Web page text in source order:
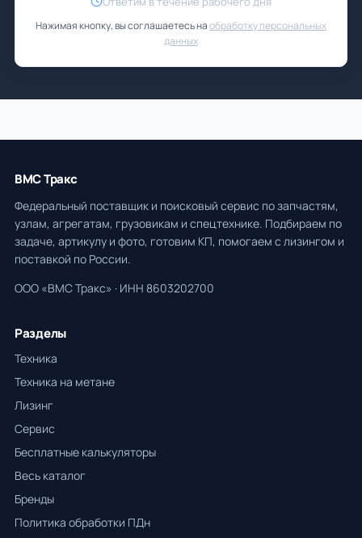
Нажимая кнопку, вы соглашаетесь наобработку персональных
данных
ВМС Тракс
Федеральный поставщик и поисковый сервис по запчастям,
узлам, агрегатам, грузовикам и спецтехнике. Подбираем по
задаче, артикулу и фото, готовим КП, помогаем с лизингом и
поставкой по России.
ООО «ВМС Тракс» · ИНН 8603202700
Разделы
Техника
Техника на метане
Лизинг
Сервис
Бесплатные калькуляторы
Весь каталог
Бренды
Политика обработки ПДн